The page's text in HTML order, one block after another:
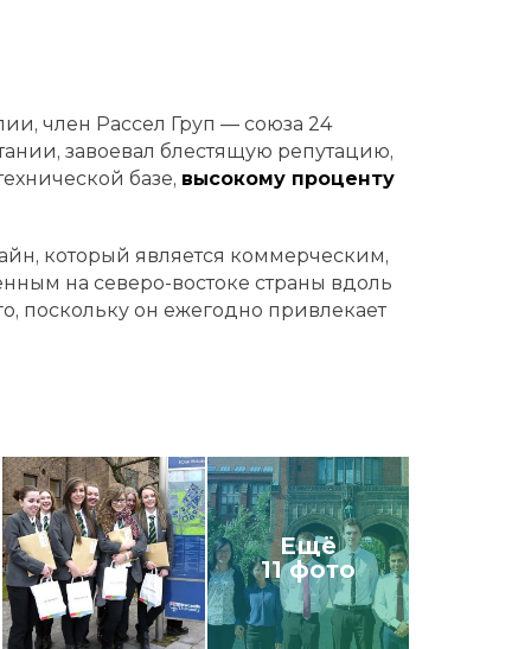
член Рассел Груп — союза 24
завоевал блестящую репутацию,
базе, высокому проценту
который является коммерческим,
на северо-востоке страны вдоль
поскольку он ежегодно привлекает
Ещё
11 фото